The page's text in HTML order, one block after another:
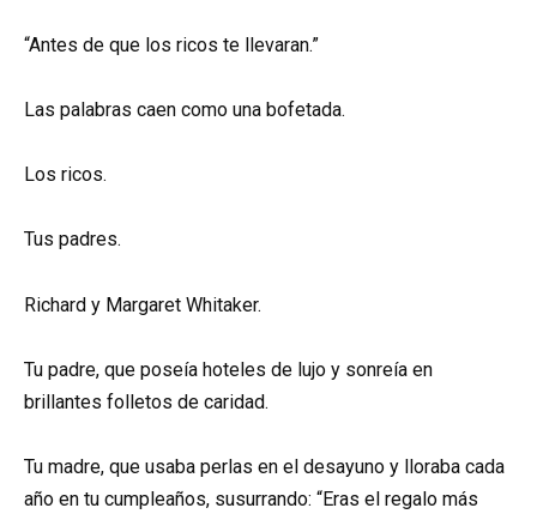
“Antes de que los ricos te llevaran.”
Las palabras caen como una bofetada.
Los ricos.
Tus padres.
Richard y Margaret Whitaker.
Tu padre, que poseía hoteles de lujo y sonreía en
brillantes folletos de caridad.
Tu madre, que usaba perlas en el desayuno y lloraba cada
año en tu cumpleaños, susurrando: “Eras el regalo más